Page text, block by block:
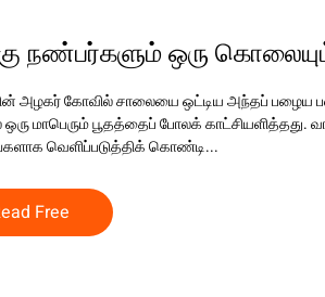
நண்பர்களும் ஒரு
அழகர் கோவில் சாலையை ஒட்டிய அந்தப் பழைய
ஒரு மாபெரும் பூதத்தைப் போலக்
வெளிப்படுத்திக் கொண்டி...
Free